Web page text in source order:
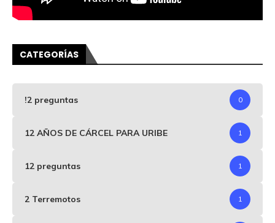
CATEGORÍAS
!2 preguntas 0
12 AÑOS DE CÁRCEL PARA URIBE 1
12 preguntas 1
2 Terremotos 1